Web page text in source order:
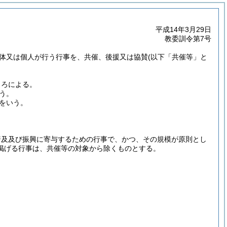
平成14年3月29日
教委訓令第7号
又は個人が行う行事を、共催、後援又は協賛(以下「共催等」と
による。
。
いう。
及び振興に寄与するための行事で、かつ、その規模が原則とし
げる行事は、共催等の対象から除くものとする。